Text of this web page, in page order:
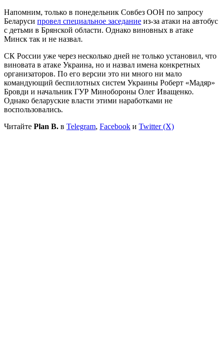
Напомним, только в понедельник Совбез ООН по запросу
Беларуси провел специальное заседание из-за атаки на автобус
с детьми в Брянской области. Однако виновных в атаке
Минск так и не назвал.
СК России уже через несколько дней не только установил, что
виновата в атаке Украина, но и назвал имена конкретных
организаторов. По его версии это ни много ни мало
командующий беспилотных систем Украины Роберт «Мадяр»
Бровди и начальник ГУР Минобороны Олег Иващенко.
Однако беларуские власти этими наработками не
воспользовались.
Читайте Plan B. в Telegram, Facebook и Twitter (X)